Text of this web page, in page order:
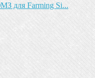
для Farming Si...